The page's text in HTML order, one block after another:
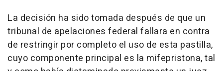
La decisión ha sido tomada después de que un
tribunal de apelaciones federal fallara en contra
de restringir por completo el uso de esta pastilla,
cuyo componente principal es la mifepristona, tal